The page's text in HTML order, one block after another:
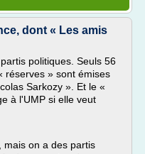
dont « Les amis
politiques. Seuls 56
réserves » sont émises
Sarkozy ». Et le «
à l'UMP si elle veut
mais on a des partis